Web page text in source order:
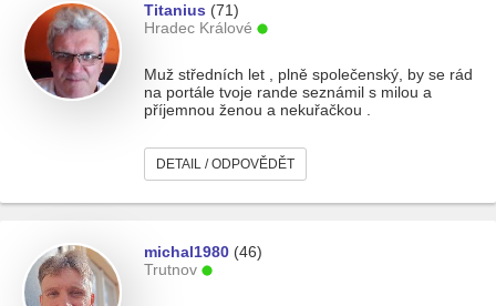
Titanius (71)
Hradec Králové
Muž středních let , plně společenský, by se rád
na portále tvoje rande seznámil s milou a
příjemnou ženou a nekuřačkou .
DETAIL / ODPOVĚDĚT
michal1980 (46)
Trutnov